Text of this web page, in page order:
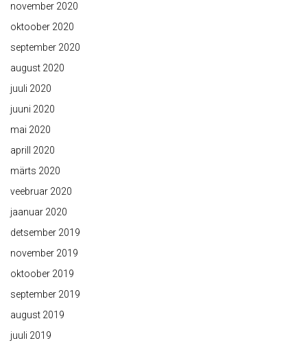
november 2020
oktoober 2020
september 2020
august 2020
juuli 2020
juuni 2020
mai 2020
aprill 2020
märts 2020
veebruar 2020
jaanuar 2020
detsember 2019
november 2019
oktoober 2019
september 2019
august 2019
juuli 2019